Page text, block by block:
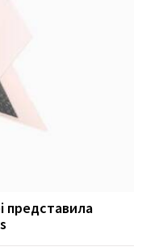
представила